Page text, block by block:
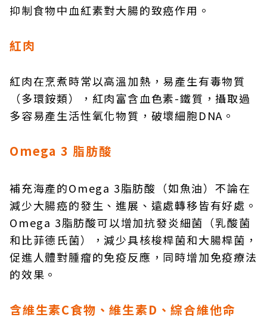
抑制食物中血紅素對大腸的致癌作用。
紅肉
紅肉在烹煮時常以高溫加熱，易產生有毒物質
（多環銨類），紅肉富含血色素-鐵質，攝取過
多容易產生活性氧化物質，破壞細胞DNA。
Omega 3 脂肪酸
補充海產的Omega 3脂肪酸（如魚油）不論在
減少大腸癌的發生、進展、遠處轉移皆有好處。
Omega 3脂肪酸可以增加抗發炎細菌（乳酸菌
和比菲德氏菌），減少具核梭桿菌和大腸桿菌，
促進人體對腫瘤的免疫反應，同時增加免疫療法
的效果。
含維生素C食物、維生素D、綜合維他命